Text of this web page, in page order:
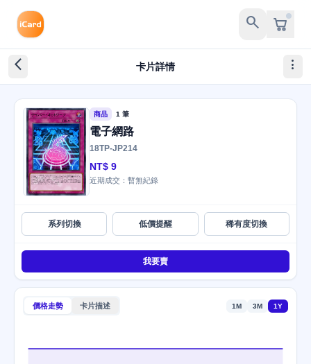
search
arrow_back_ios_new 卡片詳情 more_vert
商品 1 筆
電子網路
18TP-JP214
NT$ 9
近期成交：暫無紀錄
系列切換 低價提醒 稀有度切換
我要賣
價格走勢 卡片描述 1M 3M 1Y